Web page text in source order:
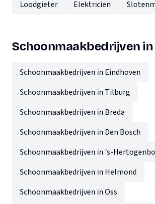
Loodgieter Elektricien
Schoonmaakbedrijven
Schoonmaakbedrijven in Eindhoven
Schoonmaakbedrijven in Tilburg
Schoonmaakbedrijven in Breda
Schoonmaakbedrijven in Den Bosch
Schoonmaakbedrijven in 's-
Schoonmaakbedrijven in Helmond
Schoonmaakbedrijven in Oss